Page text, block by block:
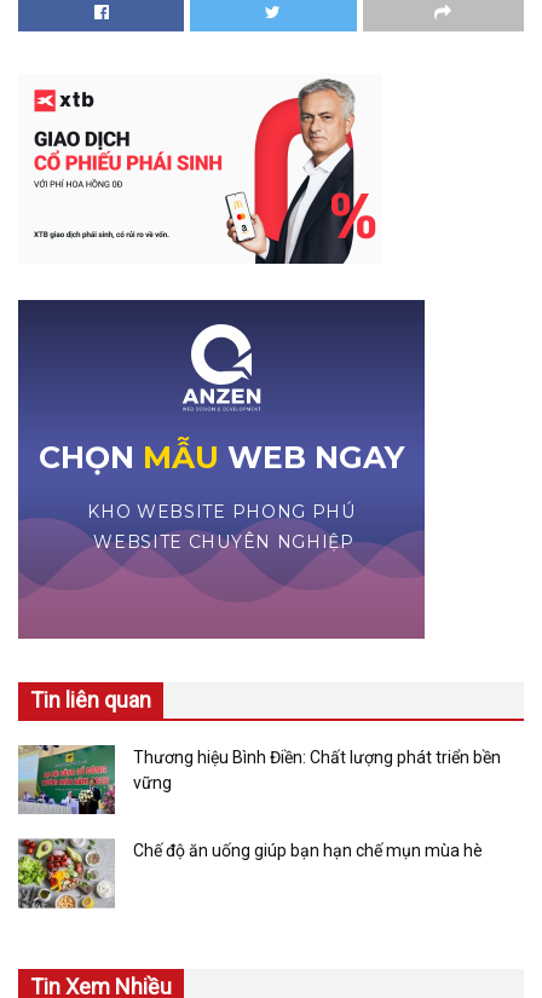
Tin liên quan
Thương hiệu Bình Điền: Chất lượng phát triển bền
vững
Chế độ ăn uống giúp bạn hạn chế mụn mùa hè
Tin Xem Nhiều